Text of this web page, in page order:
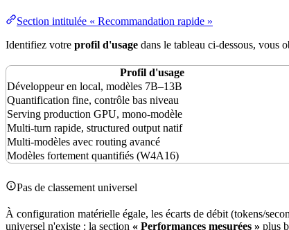
Section intitulée « Recommandation rapide »
Identifiez votre profil d'usage dans le tableau ci-dessous, vous
Profil d'usage
Développeur en local, modèles 7B–13B
Quantification fine, contrôle bas niveau
Serving production GPU, mono-modèle
Multi-turn rapide, structured output natif
Multi-modèles avec routing avancé
Modèles fortement quantifiés (W4A16)
Pas de classement universel
À configuration matérielle égale, les écarts de débit (tokens/
universel n'existe : la section « Performances mesurées » plus